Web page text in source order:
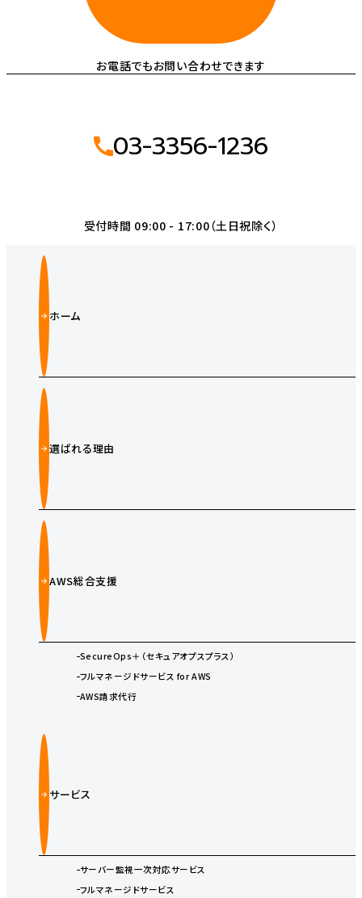
お電話でもお問い合わせできます
03-3356-1236
受付時間 09:00 - 17:00（土日祝除く）
ホーム
選ばれる理由
AWS総合支援
SecureOps＋（セキュアオプスプラス）
フルマネージドサービス for AWS
AWS請求代行
サービス
サーバー監視一次対応サービス
フルマネージドサービス